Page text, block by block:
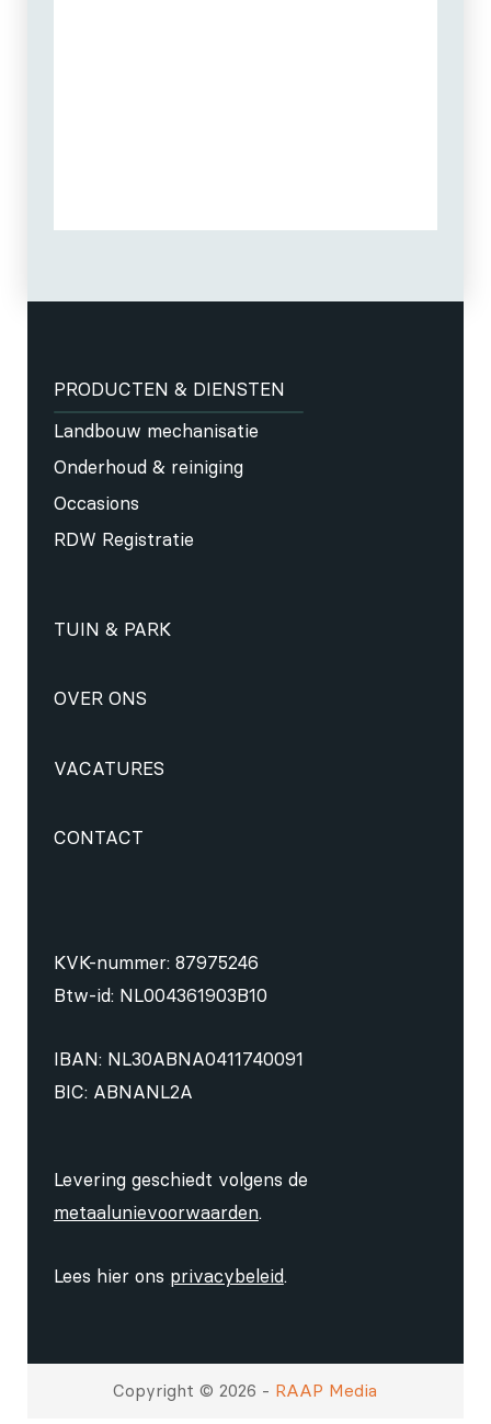
PRODUCTEN & DIENSTEN
Landbouw mechanisatie
Onderhoud & reiniging
Occasions
RDW Registratie
TUIN & PARK
OVER ONS
VACATURES
CONTACT
KVK-nummer: 87975246
Btw-id: NL004361903B10
IBAN: NL30ABNA0411740091
BIC: ABNANL2A
Levering geschiedt volgens de
metaalunievoorwaarden.
Lees hier ons privacybeleid.
Copyright © 2026 - RAAP Media